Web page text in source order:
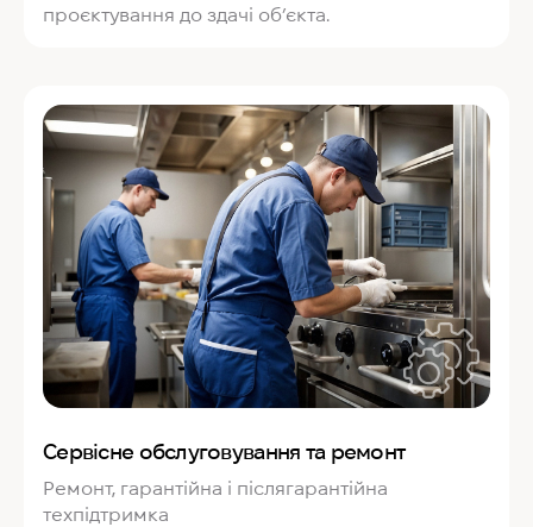
проєктування до здачі об’єкта.
Сервісне обслуговування та ремонт
Ремонт, гарантійна і післягарантійна
техпідтримка